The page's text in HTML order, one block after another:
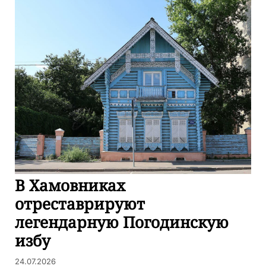
В Хамовниках
отреставрируют
легендарную Погодинскую
избу
24.07.2026